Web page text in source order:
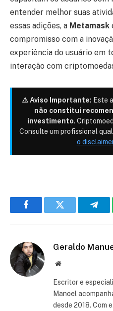
entender melhor suas
essas adições, a Metamask
compromisso com a
experiência do usuário em
interação com
⚠️ Aviso Importante: Este
não constitui
investimento.
Consulte um profissional
o
FacebookTwitter
Geraldo
Site
Escritor e
Manoel
desde 2018. Com